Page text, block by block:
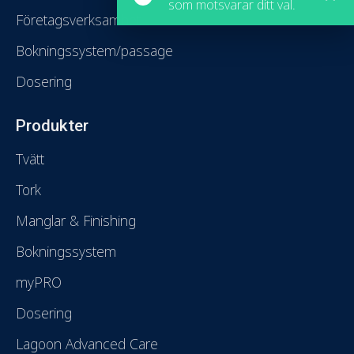
som motsvarar ditt val.
Företagsverksamhet
Bokningssystem/passage
Dosering
Produkter
Tvätt
Tork
Manglar & Finishing
Bokningssystem
myPRO
Dosering
Lagoon Advanced Care